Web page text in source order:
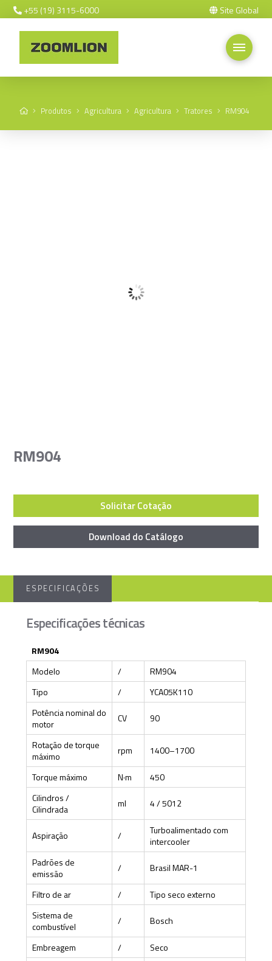
+55 (19) 3115-6000 Site Global
HomeProdutos Agricultura Agricultura Tratores RM904
RM904
Solicitar Cotação
Download do Catálogo
ESPECIFICAÇÕES
Especificações técnicas
RM904
Modelo
/
RM904
Tipo
/
YCA05K110
Potência nominal do
motor
CV 90
Rotação de torque
máximo
rpm 1400–1700
Torque máximo N·m
450
Cilindros /
Cilindrada
ml 4 / 5012
Aspiração /
Turboalimentado com
intercooler
Padrões de
emissão
/ Brasil MAR-1
Filtro de ar /
Tipo seco externo
Sistema de
combustível
/ Bosch
Embreagem / Seco